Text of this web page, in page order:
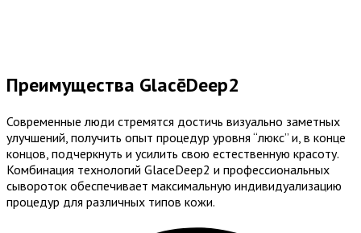
Преимущества GlacēDeep2​
Современные люди стремятся достичь визуально заметных
улучшений, получить опыт процедур уровня “люкс” и, в конце
концов, подчеркнуть и усилить свою естественную красоту.
Комбинация технологий GlaceDeep2 и профессиональных
сывороток обеспечивает максимальную индивидуализацию
процедур для различных типов кожи.